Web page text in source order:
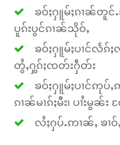
ၶဝ်ႈႁူမ်ႈၵၢၼ်တူင်
ပူၵ်းပွင်ၵၢၼ်သိုဝ်ႇ
ၶဝ်ႈႁူမ်ႈပၢင်လႅၵ်
တွႆႇႁွၵ်ႈၸတ်းႁဵတ်း
ၶဝ်ႈႁူမ်ႈပၢင်ဢုပ်ႇ
ၵၢၼ်မၢၵ်ႈမီး၊ ပၢႆးမွၼ်
လႆႈႁပ်ႉဢၢၼ်ႇ ၶၢ